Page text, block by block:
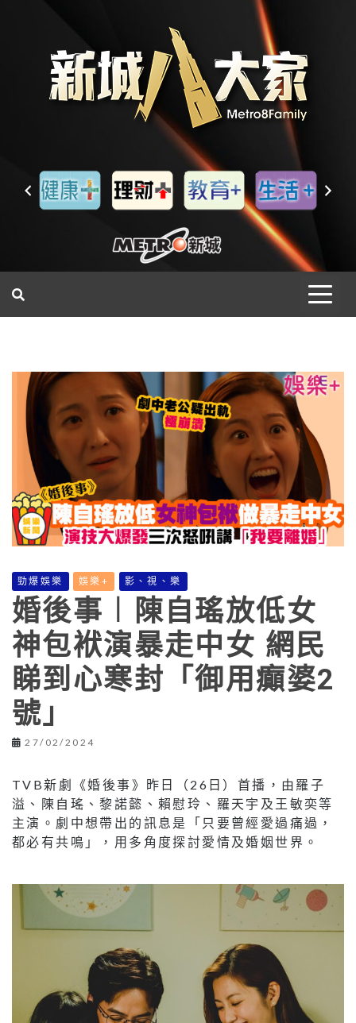
勁爆娛樂 娛樂+ 影、視、樂
婚後事︱陳自瑤放低女
神包袱演暴走中女 網民
睇到心寒封「御用癲婆2
號」
27/02/2024
TVB新劇《婚後事》昨日（26日）首播，由羅子
溢、陳自瑤、黎諾懿、賴慰玲、羅天宇及王敏奕等
主演。劇中想帶出的訊息是「只要曾經愛過痛過，
都必有共鳴」，用多角度探討愛情及婚姻世界。